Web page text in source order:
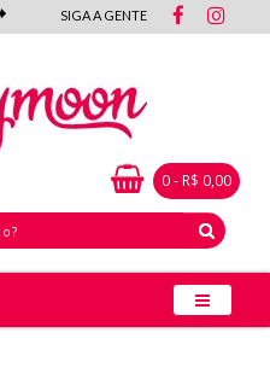
SIGA A GENTE
0 - R$ 0,00